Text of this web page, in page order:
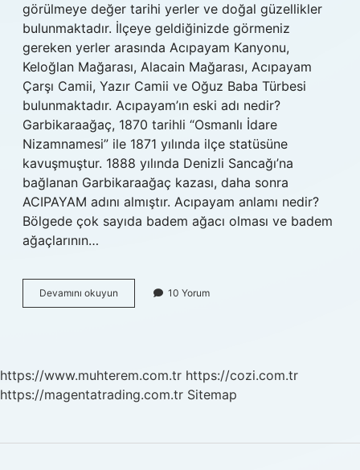
görülmeye değer tarihi yerler ve doğal güzellikler
bulunmaktadır. İlçeye geldiğinizde görmeniz
gereken yerler arasında Acıpayam Kanyonu,
Keloğlan Mağarası, Alacain Mağarası, Acıpayam
Çarşı Camii, Yazır Camii ve Oğuz Baba Türbesi
bulunmaktadır. Acıpayam’ın eski adı nedir?
Garbikaraağaç, 1870 tarihli “Osmanlı İdare
Nizamnamesi” ile 1871 yılında ilçe statüsüne
kavuşmuştur. 1888 yılında Denizli Sancağı’na
bağlanan Garbikaraağaç kazası, daha sonra
ACIPAYAM adını almıştır. Acıpayam anlamı nedir?
Bölgede çok sayıda badem ağacı olması ve badem
ağaçlarının…
Devamını okuyun Acıpayam
Ne
10 Yorum
https://www.muhterem.com.tr https://cozi.com.tr
https://magentatrading.com.tr Sitemap